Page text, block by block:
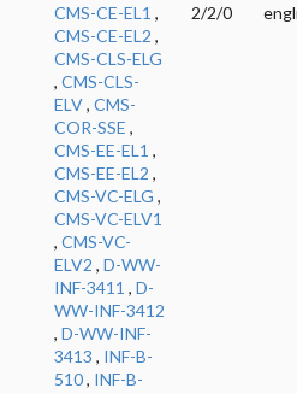
CMS-CE-EL1 ,
CMS-CE-EL2 ,
CMS-CLS-ELG
, CMS-CLS-
ELV, CMS-
COR-SSE ,
CMS-EE-EL1 ,
CMS-EE-EL2 ,
CMS-VC-ELG ,
CMS-VC-ELV1
, CMS-VC-
ELV2 , D-WW-
INF-3411 , D-
WW-INF-3412
, D-WW-INF-
3413 , INF-B-
510, INF-B-
2/2/0